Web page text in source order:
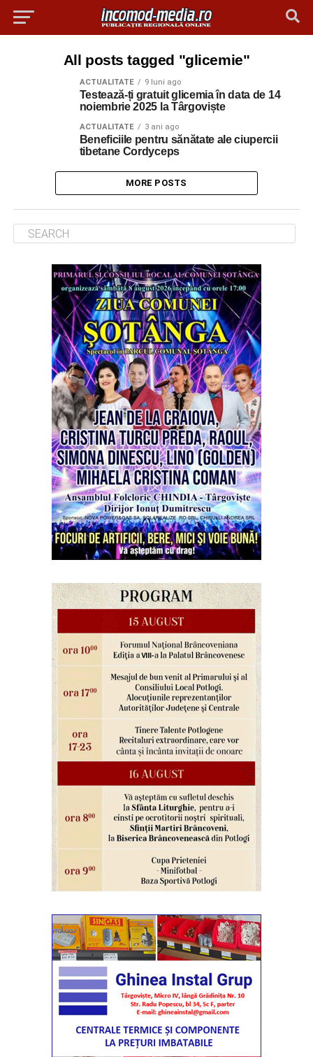
All posts tagged "glicemie"
ACTUALITATE 9 luni ago
Testează-ți gratuit glicemia în data de 14
noiembrie 2025 la Târgoviște
ACTUALITATE 3 ani ago
Beneficiile pentru sănătate ale ciupercii
tibetane Cordyceps
MORE POSTS